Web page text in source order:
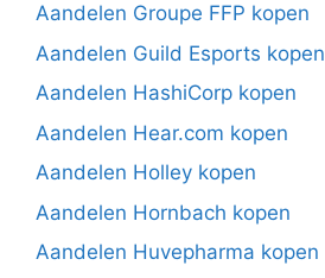
Aandelen Groupe FFP kopen
Aandelen Guild Esports kopen
Aandelen HashiCorp kopen
Aandelen Hear.com kopen
Aandelen Holley kopen
Aandelen Hornbach kopen
Aandelen Huvepharma kopen